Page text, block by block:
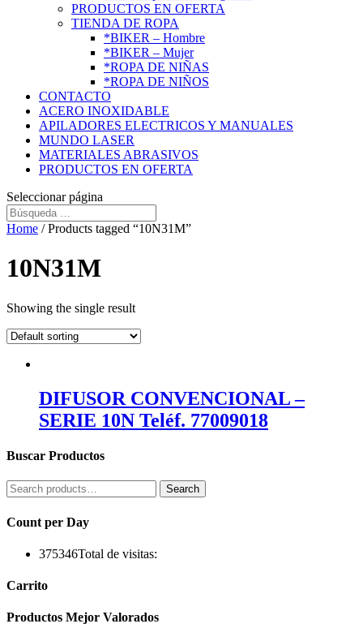
PRODUCTOS EN OFERTA
TIENDA DE ROPA
*BIKER – Hombre
*BIKER – Mujer
*ROPA DE NIÑAS
*ROPA DE NIÑOS
CONTACTO
ACERO INOXIDABLE
APILADORES ELECTRICOS Y MANUALES
MUNDO LASER
MATERIALES ABRASIVOS
PRODUCTOS EN OFERTA
Seleccionar página
Home / Products tagged “10N31M”
10N31M
Showing the single result
DIFUSOR CONVENCIONAL –
SERIE 10N Teléf. 77009018
Buscar Productos
Search
for:
Search
Count per Day
375346Total de visitas:
Carrito
Productos Mejor Valorados